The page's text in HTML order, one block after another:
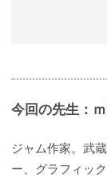
今回の先生：
ジャム作家。武
ー、グラフィッ